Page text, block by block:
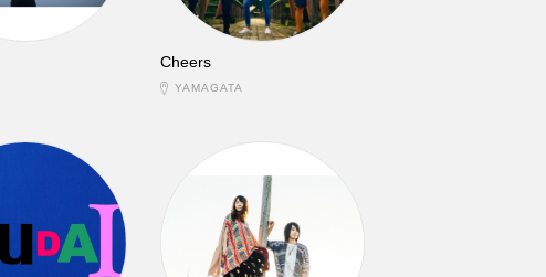
Cheers
YAMAGATA